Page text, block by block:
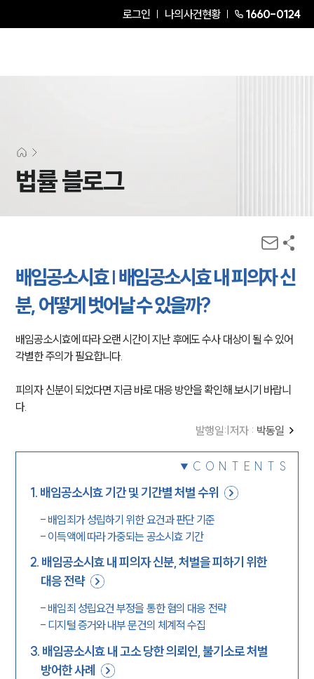
로그인 나의사건현황 1660-0124
법률 블로그
배임공소시효 | 배임공소시효 내 피의자 신
분, 어떻게 벗어날 수 있을까?
배임공소시효에 따라 오랜 시간이 지난 후에도 수사 대상이 될 수 있어
각별한 주의가 필요합니다.
피의자 신분이 되었다면 지금 바로 대응 방안을 확인해 보시기 바랍니
다.
발행일: 저자 : 박동일
CONTENTS
1. 배임공소시효 기간 및 기간별 처벌 수위
- 배임죄가 성립하기 위한 요건과 판단 기준
- 이득액에 따라 가중되는 공소시효 기간
2. 배임공소시효 내 피의자 신분, 처벌을 피하기 위한
대응 전략
- 배임죄 성립요건 부정을 통한 혐의 대응 전략
- 디지털 증거와 내부 문건의 체계적 수집
3. 배임공소시효 내 고소 당한 의뢰인, 불기소로 처벌
방어한 사례